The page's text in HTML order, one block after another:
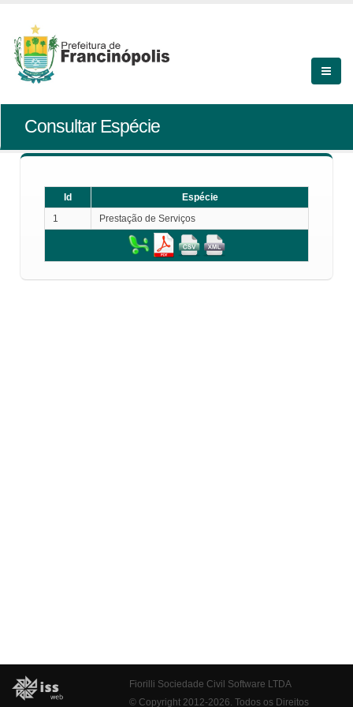
Consultar Espécie
Id
Espécie
1
Prestação de Serviços
Fiorilli Sociedade Civil Software LTDA
© Copyright 2012-2026. Todos os Direitos